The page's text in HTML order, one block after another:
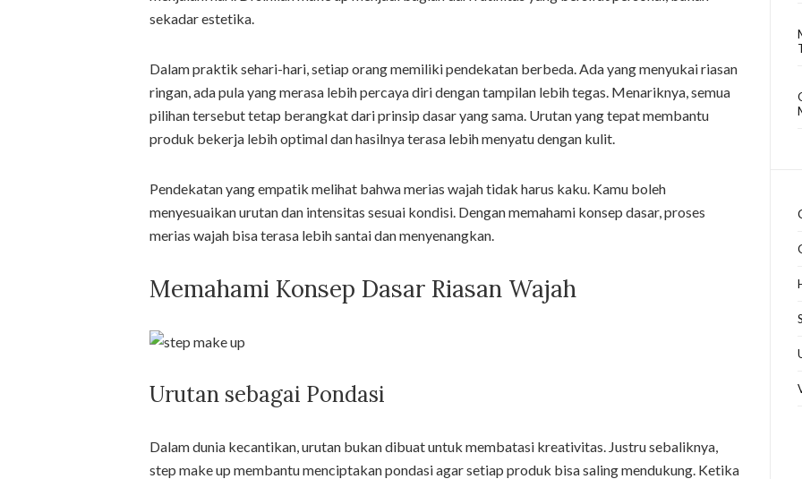
sekadar estetika.
Dalam praktik sehari-hari, setiap orang memiliki pendekatan berbeda. Ada yang menyukai riasan
ringan, ada pula yang merasa lebih percaya diri dengan tampilan lebih tegas. Menariknya, semua
pilihan tersebut tetap berangkat dari prinsip dasar yang sama. Urutan yang tepat membantu
produk bekerja lebih optimal dan hasilnya terasa lebih menyatu dengan kulit.
Pendekatan yang empatik melihat bahwa merias wajah tidak harus kaku. Kamu boleh
menyesuaikan urutan dan intensitas sesuai kondisi. Dengan memahami konsep dasar, proses
merias wajah bisa terasa lebih santai dan menyenangkan.
Memahami Konsep Dasar Riasan Wajah
Urutan sebagai Pondasi
Dalam dunia kecantikan, urutan bukan dibuat untuk membatasi kreativitas. Justru sebaliknya,
step make up membantu menciptakan pondasi agar setiap produk bisa saling mendukung. Ketika